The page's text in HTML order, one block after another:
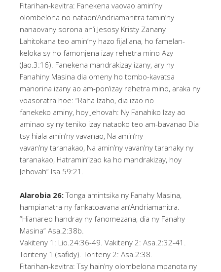
Fitarihan-kevitra: Fanekena vaovao amin’ny
olombelona no nataon’Andriamanitra tamin’ny
nanaovany sorona an’i Jesosy Kristy Zanany
Lahitokana teo amin’ny hazo fijaliana, ho famelan-
keloka sy ho famonjena izay rehetra mino Azy
(Jao.3:16). Fanekena mandrakizay izany, ary ny
Fanahiny Masina dia omeny ho tombo-kavatsa
manorina izany ao am-pon’izay rehetra mino, araka ny
voasoratra hoe: “Raha Izaho, dia izao no
fanekeko aminy, hoy Jehovah: Ny Fanahiko Izay ao
aminao sy ny teniko izay nataoko teo am-bavanao Dia
tsy hiala amin’ny vavanao, Na amin’ny
vavan’ny taranakao, Na amin’ny vavan’ny taranaky ny
taranakao, Hatramin’izao ka ho mandrakizay, hoy
Jehovah” Isa.59:21.
Alarobia 26:Tonga amintsika ny Fanahy Masina,
hampianatra ny fankatoavana an’Andriamanitra.
“Hianareo handray ny fanomezana, dia ny Fanahy
Masina” Asa.2:38b.
Vakiteny 1: Lio.24:36-49. Vakiteny 2: Asa.2:32-41.
Toriteny 1 (safidy). Toriteny 2: Asa.2:38.
Fitarihan-kevitra: Tsy hain’ny olombelona mpanota ny